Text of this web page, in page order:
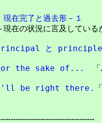
現在完了と過去形－１
言及しているか
principal と
for the sake of... 「
I'll be right there.